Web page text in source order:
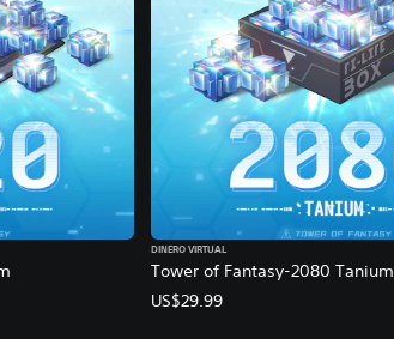
Tower of Fantasy-2080 Tanium
DINERO VIRTUAL
US$29.99